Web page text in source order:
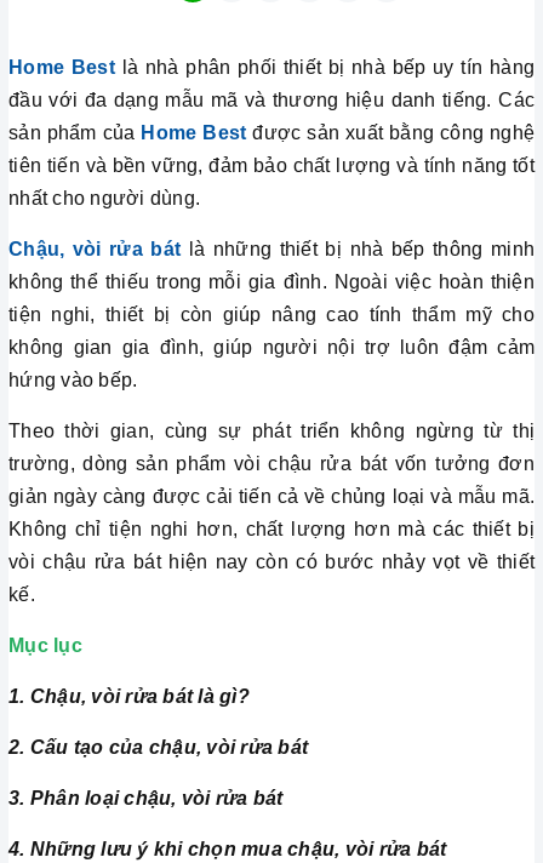
Home Bestlà nhà phân phối thiết bị nhà bếp uy tín hàng
đầu với đa dạng mẫu mã và thương hiệu danh tiếng. Các
sản phẩm của Home Best được sản xuất bằng công nghệ
tiên tiến và bền vững, đảm bảo chất lượng và tính năng tốt
nhất cho người dùng.
Chậu, vòi rửa bát là những thiết bị nhà bếp thông minh
không thể thiếu trong mỗi gia đình. Ngoài việc hoàn thiện
tiện nghi, thiết bị còn giúp nâng cao tính thẩm mỹ cho
không gian gia đình, giúp người nội trợ luôn đậm cảm
hứng vào bếp.
Theo thời gian, cùng sự phát triển không ngừng từ thị
trường, dòng sản phẩm vòi chậu rửa bát vốn tưởng đơn
giản ngày càng được cải tiến cả về chủng loại và mẫu mã.
Không chỉ tiện nghi hơn, chất lượng hơn mà các thiết bị
vòi chậu rửa bát hiện nay còn có bước nhảy vọt về thiết
kế.
Mục lục
1. Chậu, vòi rửa bát là gì?
2. Cấu tạo của chậu, vòi rửa bát
3. Phân loạichậu, vòi rửa bát
4. Những lưu ý khi chọn mua chậu, vòi rửa bát